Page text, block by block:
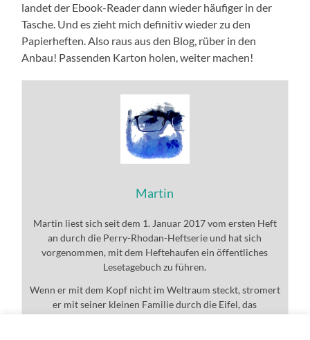
landet der Ebook-Reader dann wieder häufiger in der
Tasche. Und es zieht mich definitiv wieder zu den
Papierheften. Also raus aus den Blog, rüber in den
Anbau! Passenden Karton holen, weiter machen!
Martin
Martin liest sich seit dem 1. Januar 2017 vom ersten Heft
an durch die Perry-Rhodan-Heftserie und hat sich
vorgenommen, mit dem Heftehaufen ein öffentliches
Lesetagebuch zu führen.
Wenn er mit dem Kopf nicht im Weltraum steckt, stromert
er mit seiner kleinen Familie durch die Eifel, das